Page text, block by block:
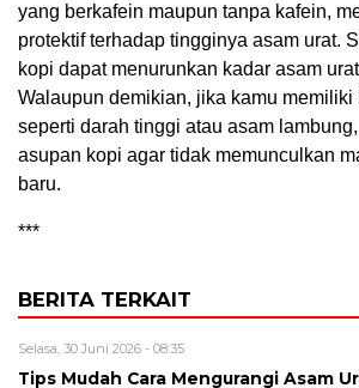
yang berkafein maupun tanpa kafein,
protektif terhadap tingginya asam urat.
kopi dapat menurunkan kadar asam
Walaupun demikian, jika kamu
seperti darah tinggi atau asam
asupan kopi agar tidak memunculkan
baru.
***
BERITA TERKAIT
Selasa, 30 Juni 2026 - 08:35
Tips Mudah Cara Mengurangi Asam